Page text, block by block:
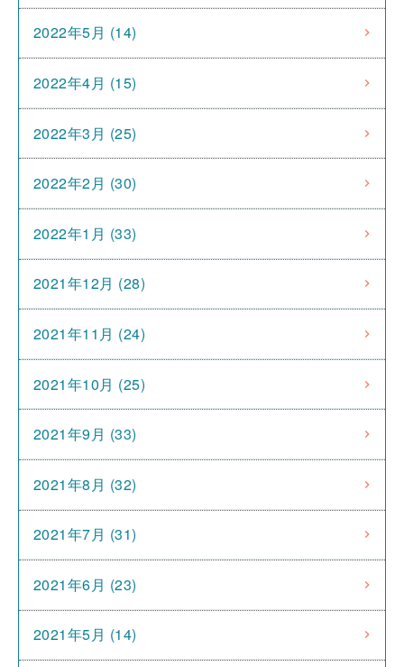
2022年5月 (14)
2022年4月 (15)
2022年3月 (25)
2022年2月 (30)
2022年1月 (33)
2021年12月 (28)
2021年11月 (24)
2021年10月 (25)
2021年9月 (33)
2021年8月 (32)
2021年7月 (31)
2021年6月 (23)
2021年5月 (14)